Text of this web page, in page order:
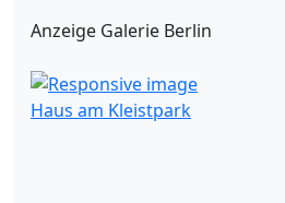
Anzeige Galerie Berlin
Haus am Kleistpark